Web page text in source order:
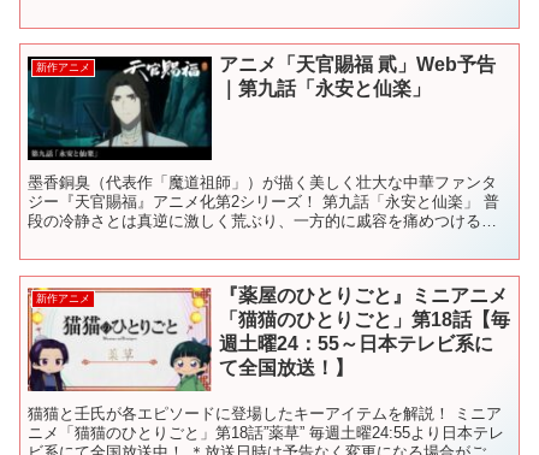
新作アニメ
アニメ「天官賜福 貮」Web予告
｜第九話「永安と仙楽」
墨香銅臭（代表作「魔道祖師」）が描く美しく壮大な中華ファンタ
ジー『天官賜福』アニメ化第2シリーズ！ 第九話「永安と仙楽」 普
段の冷静さとは真逆に激しく荒ぶり、一方的に戚容を痛めつける花
新作アニメ
『薬屋のひとりごと』ミニアニメ
「猫猫のひとりごと」第18話【毎
週土曜24：55～日本テレビ系に
て全国放送！】
猫猫と壬氏が各エピソードに登場したキーアイテムを解説！ ミニア
ニメ「猫猫のひとりごと」第18話”薬草” 毎週土曜24:55より日本テレ